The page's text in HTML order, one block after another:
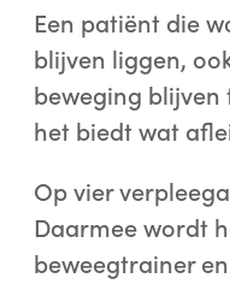
Een patiënt die
blijven liggen,
beweging blijven
het biedt wat
Op vier
Daarmee wordt
beweegtrainer